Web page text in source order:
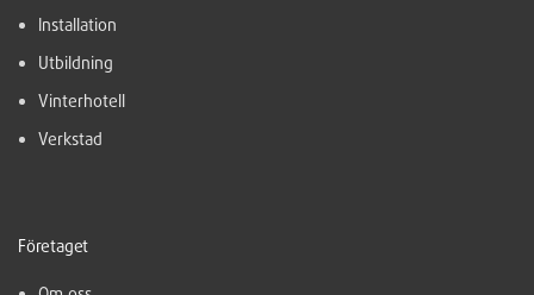
Installation
Utbildning
Vinterhotell
Verkstad
Företaget